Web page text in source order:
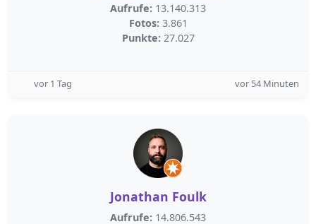
Aufrufe: 13.140.313
Fotos: 3.861
Punkte: 27.027
vor 1 Tag vor 54 Minuten
Jonathan Foulk
Aufrufe: 14.806.543